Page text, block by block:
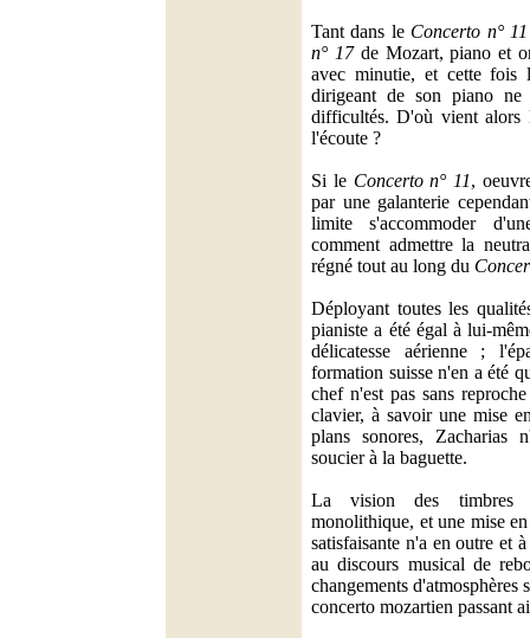
Tant dans le Concerto n° 11
n° 17de Mozart, piano et
avec minutie, et cette fois
dirigeant de son piano ne
difficultés. D'où vient alors
l'écoute ?
Si le Concerto n° 11,
par une galanterie
limite s'accommoder
comment admettre la
régné tout au long du
Déployant toutes les
pianiste a été égal à lui-
délicatesse aérienne ;
formation suisse n'en a été
chef n'est pas sans
clavier, à savoir une mise
plans sonores, Zacharias
soucier à la baguette.
La vision des timbres
monolithique, et une mise
satisfaisante n'a en outre et
au discours musical de
changements d'atmosphères
concerto mozartien passant